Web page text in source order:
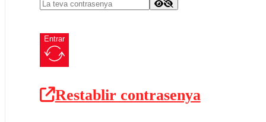
Entrar
Restablir contrasenya